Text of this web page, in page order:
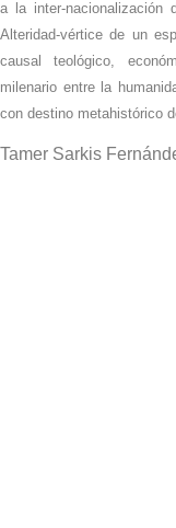
a la inter-nacionalización
Alteridad-vértice de un
causal teológico,
milenario entre la
con destino metahistórico
Tamer Sarkis